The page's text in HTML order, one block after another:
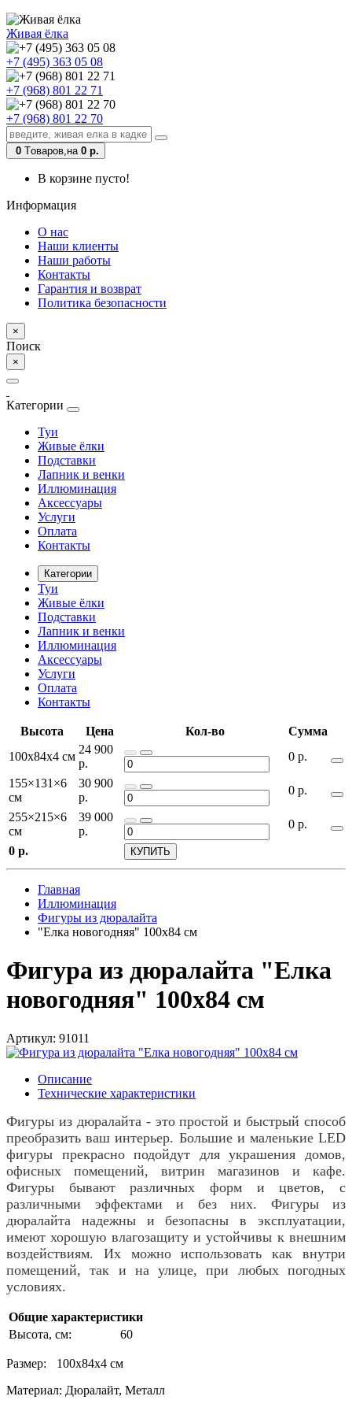
Живая ёлка
+7 (495) 363 05 08
+7 (968) 801 22 71
+7 (968) 801 22 70
0 Tоваров,на 0 р.
В корзине пусто!
Информация
О нас
Наши клиенты
Наши работы
Контакты
Гарантия и возврат
Политика безопасности
×
Поиск
×
Категории
Туи
Живые ёлки
Подставки
Лапник и венки
Иллюминация
Аксессуары
Услуги
Оплата
Контакты
Категории
Туи
Живые ёлки
Подставки
Лапник и венки
Иллюминация
Аксессуары
Услуги
Оплата
Контакты
Высота Цена Кол-во
Сумма
100х84х4 см
24 900
р.
0 р.
155×131×6
см
30 900
р.
0 р.
255×215×6
см
39 000
р.
0 р.
0 р. КУПИТЬ
Главная
Иллюминация
Фигуры из дюралайта
"Елка новогодняя" 100х84 см
Фигура из дюралайта "Елка
новогодняя" 100х84 см
Артикул: 91011
Описание
Технические характеристики
Фигуры из дюралайта - это простой и быстрый способ
преобразить ваш интерьер. Большие и маленькие LED
фигуры прекрасно подойдут для украшения домов,
офисных помещений, витрин магазинов и кафе.
Фигуры бывают различных форм и цветов, с
различными эффектами и без них. Фигуры из
дюралайта надежны и безопасны в эксплуатации,
имеют хорошую влагозащиту и устойчивы к внешним
воздействиям. Их можно использовать как внутри
помещений, так и на улице, при любых погодных
условиях.
Общие характеристики
Высота, см:
60
Размер:
100х84х4 см
Материал: Дюралайт, Металл